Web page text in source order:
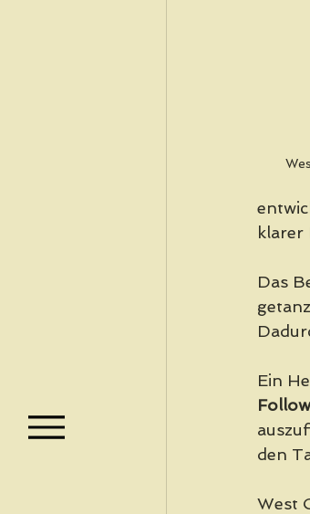
klarer
Das
Ein
den
West